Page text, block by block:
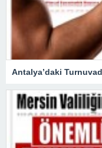
Antalya’daki